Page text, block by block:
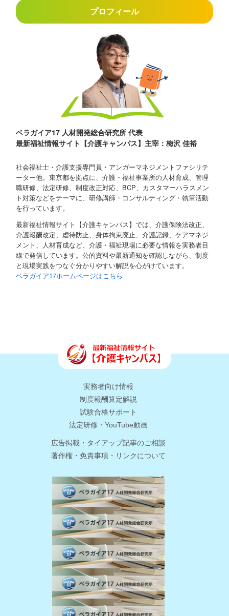
プロフィール
ベラガイア17 人材開発総合研究所 代表
最新福祉情報サイト【介護キャンパス】主宰：梅沢 佳裕
社会福祉士・介護支援専門員・アンガーマネジメントファシリテ
ーター他。東京都を拠点に、介護・福祉事業所の人材育成、管理
職研修、法定研修、制度改正対応、BCP、カスタマーハラスメン
ト対策などをテーマに、研修講師・コンサルティング・執筆活動
を行っています。
最新福祉情報サイト【介護キャンパス】では、介護保険法改正、
介護報酬改定、虐待防止、身体拘束廃止、介護記録、ケアマネジ
メント、人材育成など、介護・福祉現場に必要な情報を実務者目
線で発信しています。公的資料や最新通知を確認しながら、制度
と現場実践をつなぐ分かりやすい解説を心がけています。
ベラガイア17ホームページはこちら
実務者向け情報
制度報酬算定解説
試験合格サポート
法定研修・YouTube動画
広告掲載・タイアップ記事のご相談
著作権・免責事項・リンクについて